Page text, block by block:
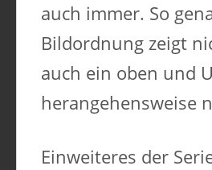
auch immer. So
Bildordnung zeigt
auch ein oben und
herangehensweise
Einweiteres der